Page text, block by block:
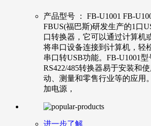
产品型号 ： FB-U1001 FB-
FBUS(福巴斯)研发生产的1口
口转换器，它可以通过计算机
将串口设备连接到计算机，轻
串口转USB功能。FB-U1001
RS422/485转换器易于安装和
动、测量和零售行业等的应用
加电源，
进一步了解